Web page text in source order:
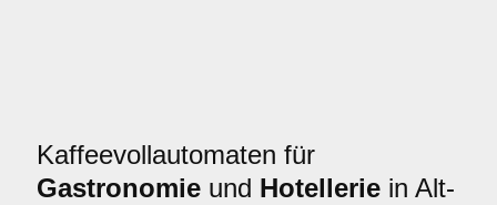
Kaffeevollautomaten für
Gastronomie und Hotellerie in Alt-